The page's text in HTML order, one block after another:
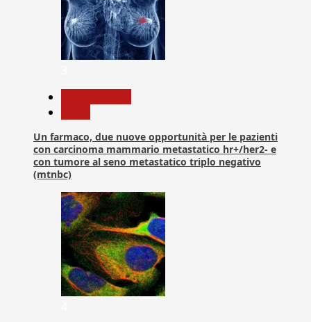
Un farmaco, due nuove opportunità per le pazienti
con carcinoma mammario metastatico hr+/her2- e
con tumore al seno metastatico triplo negativo
(mtnbc)